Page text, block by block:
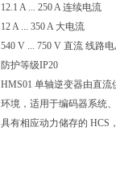
12.1 A ... 250 A 连续电流
12 A ... 350 A 大电流
540 V ... 750 V 直流 线路
防护等级IP20
HMS01 单轴逆变器由直
环境，适用于编码器系统
具有相应动力储存的 HCS